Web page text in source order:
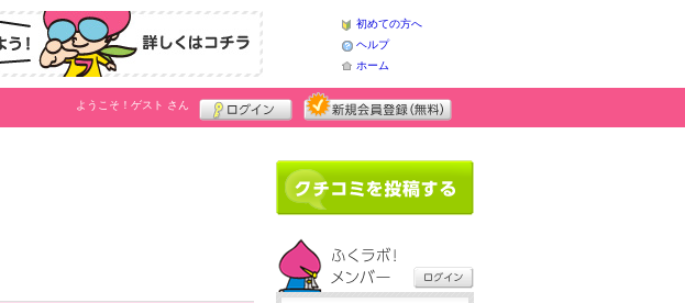
初めての方へ
ヘルプ
ホーム
ようこそ！ ゲスト さん